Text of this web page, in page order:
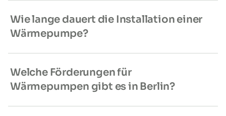
Wie lange dauert die Installation einer
Wärmepumpe?
Welche Förderungen für
Wärmepumpen gibt es in Berlin?